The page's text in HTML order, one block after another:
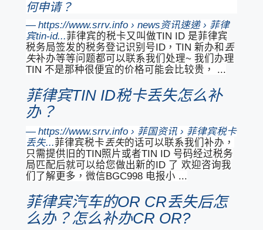
何申请？
https://www.srrv.info › news资讯速递 › 菲律
宾tin-id... 菲律宾的税卡又叫做TIN ID 是菲律宾
税务局签发的税务登记识别号ID，TIN 新办和 丢
失补办等等问题都可以联系我们处理~ 我们办理
TIN 不是那种很便宜的价格可能会比较贵， ...
菲律宾TIN ID税卡丢失怎么补
办？
https://www.srrv.info › 菲国资讯 › 菲律宾税卡
丢失... 菲律宾税卡丢失的话可以联系我们补办，
只需提供旧的TIN照片或者TIN ID 号码经过税务
局匹配后就可以给您做出新的ID 了 欢迎咨询我
们了解更多，微信BGC998 电报小 ...
菲律宾汽车的OR CR丢失后怎
么办？怎么补办CR OR?